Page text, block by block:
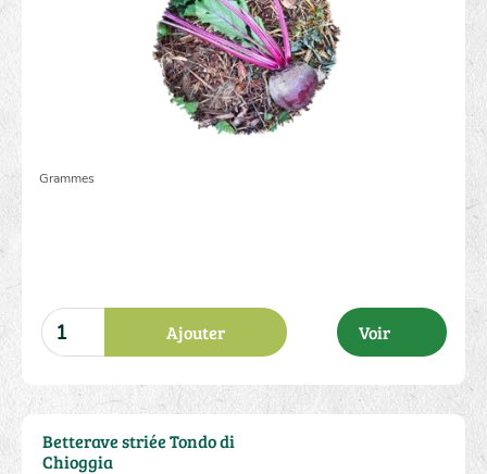
Grammes
Ajouter Voir
Betterave striée Tondo di
Chioggia